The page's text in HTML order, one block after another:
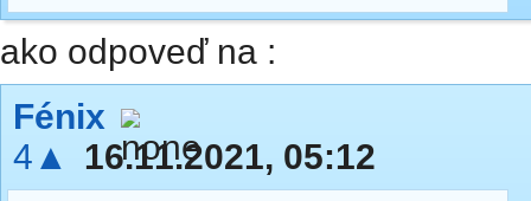
ako odpoveď na :
Fénix
4▲
16.11.2021, 05:12